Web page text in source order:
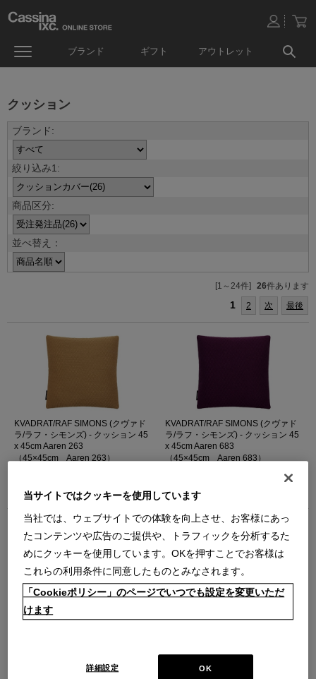
ブランド ギフト アウトレット
クッション
並べ替え：
[1～24件] 26件あります
1 2 次 最後
KVADRAT/RAF SIMONS (クヴァド
ラ/ラフ・シモンズ) - クッション 45
x 45cm Aaren 263
（45×45cm Aaren 263）
在庫：受注発注
KVADRAT/RAF SIMONS (クヴァド
ラ/ラフ・シモンズ) - クッション 45
x 45cm Aaren 683
（45×45cm Aaren 683）
在庫：受注発注
KVADRAT/RAF SIMONS (クヴァド
ラ/ラフ・シモンズ) - クッション 45
ラ/ラフ・シモンズ) - クッション 45
【受注輸入品】納期 約1ヶ月～
￥60,500
当サイトではクッキーを使用しています
当社では、ウェブサイトでの体験を向上させ、お客様にあっ
たコンテンツや広告のご提供や、トラフィックを分析するた
めにクッキーを使用しています。OKを押すことでお客様は
これらの利用条件に同意したものとみなされます。
「Cookieポリシー」のページでいつでも設定を変更いただ
けます
OK
詳細設定